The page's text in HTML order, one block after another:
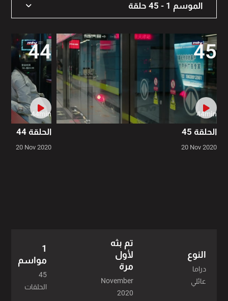
الموسم 1 - 45 حلقة
الموسم 1 - 45 حلقة
45
44min
الحلقة 45
20 Nov 2020
44
44min
الحلقة 44
20 Nov 2020
النوع
دراما
عائلي
تم بثه
لأول
مرة
November
2020
1
مواسم
45
الحلقات